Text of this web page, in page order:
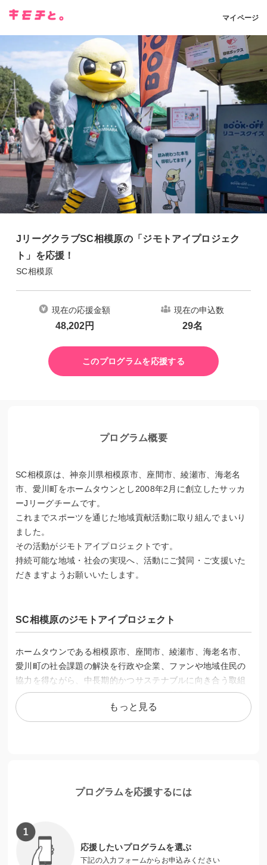
マイページ
JリーグクラブSC相模原の「ジモトアイプロジェク
ト」を応援！
SC相模原
現在の応援金額
48,202円
現在の申込数
29名
このプログラムを応援する
プログラム概要
SC相模原は、神奈川県相模原市、座間市、綾瀬市、海老名
市、愛川町をホームタウンとし2008年2月に創立したサッカ
ーJリーグチームです。
これまでスポーツを通じた地域貢献活動に取り組んでまいり
ました。
その活動がジモトアイプロジェクトです。
持続可能な地域・社会の実現へ、活動にご賛同・ご支援いた
だきますようお願いいたします。
SC相模原のジモトアイプロジェクト
ホームタウンである相模原市、座間市、綾瀬市、海老名市、
愛川町の社会課題の解決を行政や企業、ファンや地域住民の
協力を得ながら、中長期的かつサステナブルに向き合う取組
みとして「ジモトアイプロジェクト」を始動させました。
プロジェクト名には「愛（思いやり・シビックプライ
解決につながり、ホームタウンの魅力がさらに大きくなるよ
詳しくはSC相模原ホームページをご覧ください。
https://www.scsagamihara.com/club/jimotoai
もっと見る
プログラムを応援するには
応援したいプログラムを選ぶ
下記の入力フォームからお申込みください